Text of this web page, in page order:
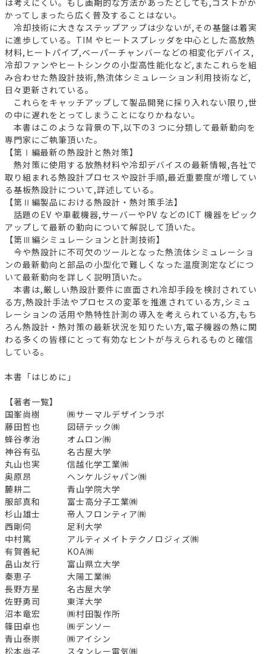
は考えにくい。もし画期的な方法があったとしても,コストがか
かってしまったら広く普及することはない。
冷却技術に大きなステップアップは少ないが,その基盤は着実
に進歩している。TIM やヒートスプレッダを中心とした高放熱
材料,ヒートパイプ,ベーパーチャンバーなどの相変化デバイス,
冷却ファンやヒートシンクの小型高性能化など,またこれらを組
み合わせた熱設計技術,熱流体シミュレーション利用技術など,
日々更新されている。
これらをキャッチアップして製品開発に採り入れない限り,世
の中に遅れをとってしまうことになりかねない。
本書はこのような背景の下,以下の3 つに分類して最新動向を
専門家にご執筆頂いた。
【第Ⅰ編最新の熱設計と熱対策】
熱対策に使用する放熱材料や冷却デバイスの最新情報,各社で
取り組まれる熱設計プロセスや設計手順,最近重要度が増してい
る基板熱設計について,詳述している。
【第Ⅱ編製品における熱設計・熱対策手法】
話題のEV や車載機器,サーバーやPV などのICT 機器をピック
アップして最新の動向について解説して頂いた。
【第Ⅲ編シミュレーションと計測技術】
今や熱設計に不可欠のツールとなった熱流体シミュレーショ
ンの最新動向と部品の小型化で難しくなった温度測定などにつ
いて最新動向を詳しく説明頂いた。
本書は,厳しい熱設計要件に直面され冷却手段を検討されてい
る方,熱設計手法やプロセスの変革を推進されている方,シミュ
レーションの活用や熱特性計測の導入を考えられている方,もち
ろん熱設計・熱対策の最新状況を知りたい方,電子機器の熱に関
わる多くの皆様にとって有効なヒントが与えられるものと確信
している。
本書「はじめに」
【著者一覧】
国峯尚樹 ㈱サーマルデザインラボ
藤田哲也 図研テック㈱
蜂谷孝治 オムロン㈱
神谷有弘 名古屋大学
丸山也実 信越化学工業㈱
奥原昂 ヘンケルジャパン㈱
麓耕二 青山学院大学
服部真和 富士高分子工業㈱
杉山雄士 帝人フロンティア㈱
西剛伺 足利大学
中村篤 アルティメイトテクノロジィズ㈱
有賀善紀 KOA㈱
畠山友行 富山県立大学
秦恵子 大陽工業㈱
長野方星 名古屋大学
佐野勇司 東洋大学
沼本竜宏 ㈱村田製作所
篠田卓也 ㈱デンソー
青山泰崇 ㈱アイシン
松本尚子 スタンレー電気㈱